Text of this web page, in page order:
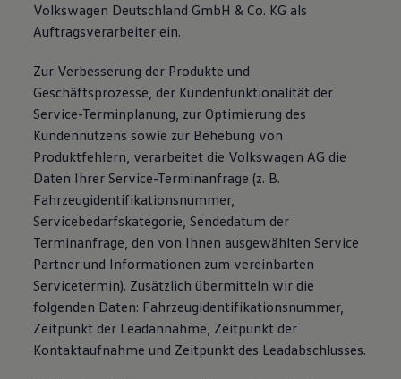
Volkswagen Deutschland GmbH & Co. KG als
Auftragsverarbeiter ein.
Zur Verbesserung der Produkte und
Geschäftsprozesse, der Kundenfunktionalität der
Service-Terminplanung, zur Optimierung des
Kundennutzens sowie zur Behebung von
Produktfehlern, verarbeitet die Volkswagen AG die
Daten Ihrer Service-Terminanfrage (z. B.
Fahrzeugidentifikationsnummer,
Servicebedarfskategorie, Sendedatum der
Terminanfrage, den von Ihnen ausgewählten Service
Partner und Informationen zum vereinbarten
Servicetermin). Zusätzlich übermitteln wir die
folgenden Daten: Fahrzeugidentifikationsnummer,
Zeitpunkt der Leadannahme, Zeitpunkt der
Kontaktaufnahme und Zeitpunkt des Leadabschlusses.